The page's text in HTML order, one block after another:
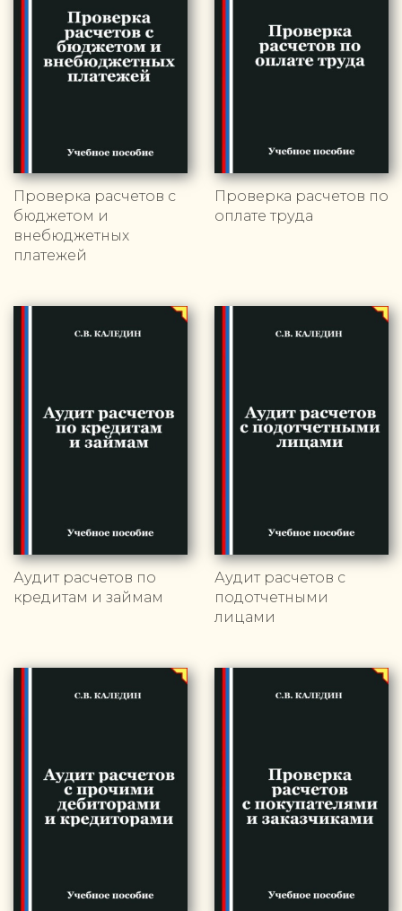
Проверка расчетов с
бюджетом и
внебюджетных
платежей
Проверка расчетов по
оплате труда
Аудит расчетов по
кредитам и займам
Аудит расчетов с
подотчетными
лицами